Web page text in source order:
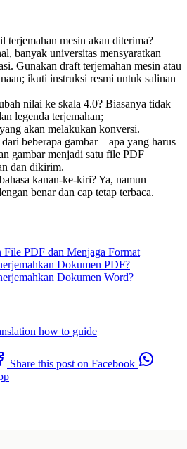
terjemahan mesin akan diterima?
banyak universitas mensyaratkan
Gunakan draft terjemahan mesin atau
ikuti instruksi resmi untuk salinan
nilai ke skala 4.0? Biasanya tidak
legenda terjemahan;
akan melakukan konversi.
beberapa gambar—apa yang harus
gambar menjadi satu file PDF
dan dikirim.
kanan-ke-kiri? Ya, namun
benar dan cap tetap terbaca.
File PDF dan Menjaga Format
Dokumen PDF?
Dokumen Word?
how to guide
Share this post on Facebook